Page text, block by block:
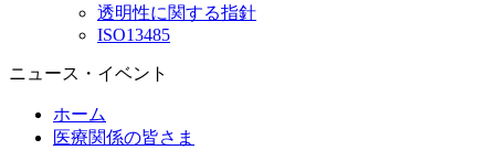
透明性に関する指針
ISO13485
ニュース・イベント
ホーム
医療関係の皆さま